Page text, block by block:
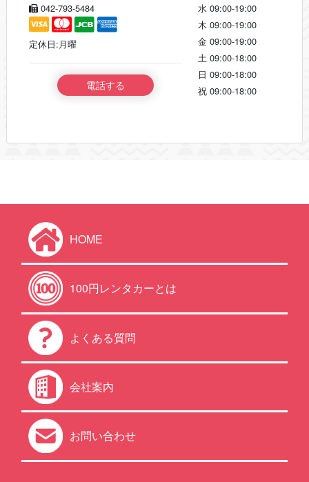
042-793-5484
定休日:月曜
電話する
水 09:00-19:00
木 09:00-19:00
金 09:00-19:00
土 09:00-18:00
日 09:00-18:00
祝 09:00-18:00
HOME
100円レンタカーとは
よくある質問
会社案内
お問い合わせ